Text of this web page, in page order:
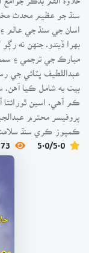
سنڌ جو عظيم محدث
اسان جي سنڌ جي عالم ۽
بهرا ڏيندو. جنهن نه
مبارڪ جي ترجمي ۽
عبداللطيف ڀٽائي جي
بيت به شامل ڪيا
ڪم آهي. اسين ٿورائتا
پروفيسر محترم
ڪمپوز ڪري سنڌ
5.0/5.0